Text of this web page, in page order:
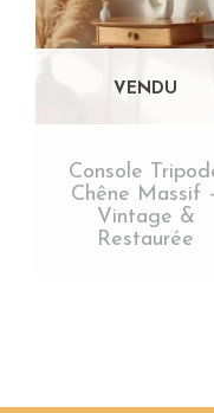
Console
Chêne Massif
Vintage &
Restaurée